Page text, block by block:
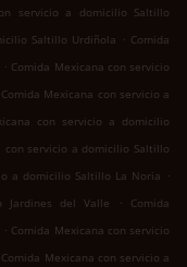
servicio a domicilio Saltillo
Saltillo Urdiñola . Comida
. Comida Mexicana con servicio
Comida Mexicana con servicio a
con servicio a domicilio
con servicio a domicilio Saltillo
a domicilio Saltillo La Noria .
Jardines del Valle
.
Comida
. Comida Mexicana con servicio
Comida Mexicana con servicio a